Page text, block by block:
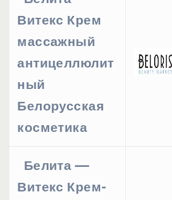
Витекс Крем
массажный
антицеллюлит
ный
Белорусская
косметика
Белита —
Витекс Крем-